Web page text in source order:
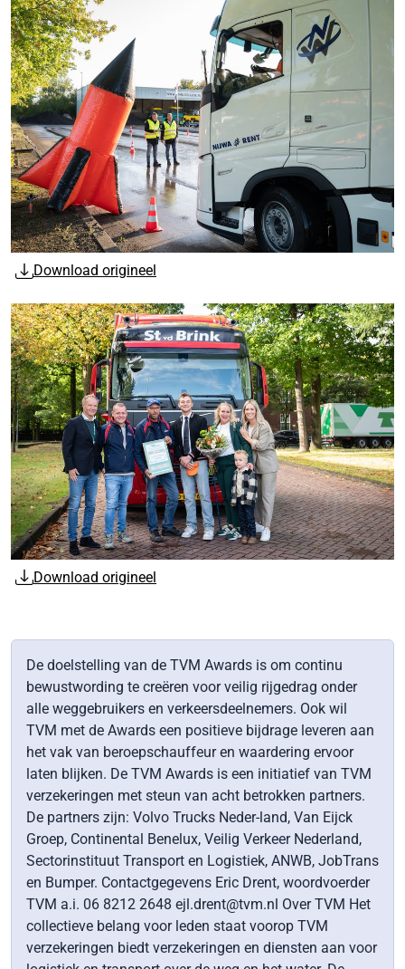
Download origineel
Download origineel
De doelstelling van de TVM Awards is om continu
bewustwording te creëren voor veilig rijgedrag onder
alle weggebruikers en verkeersdeelnemers. Ook wil
TVM met de Awards een positieve bijdrage leveren aan
het vak van beroepschauffeur en waardering ervoor
laten blijken. De TVM Awards is een initiatief van TVM
verzekeringen met steun van acht betrokken partners.
De partners zijn: Volvo Trucks Neder-land, Van Eijck
Groep, Continental Benelux, Veilig Verkeer Nederland,
Sectorinstituut Transport en Logistiek, ANWB, JobTrans
en Bumper. Contactgegevens Eric Drent, woordvoerder
TVM a.i. 06 8212 2648 ejl.drent@tvm.nl Over TVM Het
collectieve belang voor leden staat voorop TVM
verzekeringen biedt verzekeringen en diensten aan voor